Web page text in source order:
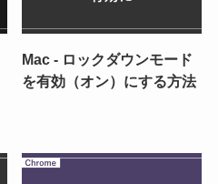
Mac - ロックダウンモード
を有効（オン）にする方法